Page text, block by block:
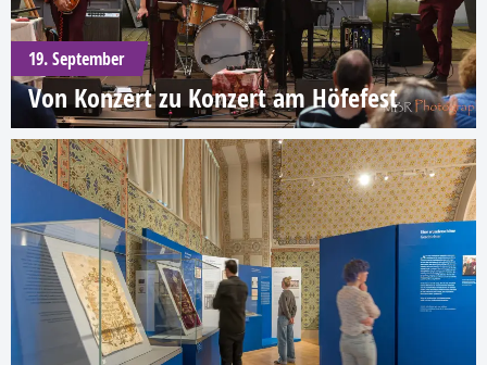
19. September
Von Konzert zu Konzert am Höfefest